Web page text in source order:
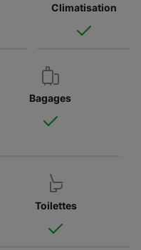
Climatisation
Bagages
Toilettes